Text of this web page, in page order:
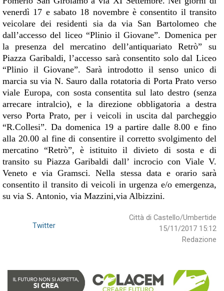
venerdì 17 e sabato 18 novembre è consentito il transito
veicolare dei residenti sia da via San Bartolomeo che
dall’accesso del liceo “Plinio il Giovane”. Domenica per
la presenza del mercatino dell’antiquariatoRetrò”
su
Piazza Garibaldi, l’accesso sarà consentito solo dal Liceo
“Plinio il Giovane”. Sarà introdotto il senso unico di
marcia su via N. Sauro dalla rotatoria di Porta Prato verso
viale Europa, con sosta consentita sul lato destro (senza
arrecare intralcio), e la direzione obbligatoria a destra
verso Porta Prato, per i veicoli in uscita dal parcheggio
“R.Collesi”. Da domenica 19 a partire dalle 8.00 e fino
alla 20.00al fine di consentire il corretto svolgimento del
mercatino “Retrò”, è istituito il divieto di sosta e di
transito su Piazza Garibaldi dall’ incrocio con Viale V.
Veneto e via Gramsci. Nella stessa data e orario sarà
consentito il transito di veicoli in urgenza e/o emergenza,
su via S. Antonio, via Mazzini,via Albizzini.
Città di Castello/Umbertide
15/11/2017 15:12
Redazione
Twitter